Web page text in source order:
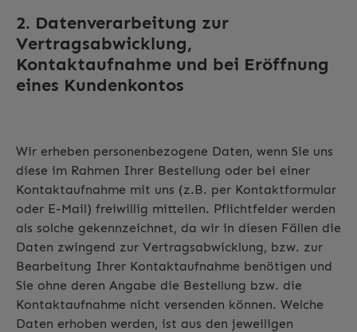
2. Datenverarbeitung zur
Vertragsabwicklung,
Kontaktaufnahme und bei Eröffnung
eines Kundenkontos
Wir erheben personenbezogene Daten, wenn Sie uns
diese im Rahmen Ihrer Bestellung oder bei einer
Kontaktaufnahme mit uns (z.B. per Kontaktformular
oder E-Mail) freiwillig mitteilen. Pflichtfelder werden
als solche gekennzeichnet, da wir in diesen Fällen die
Daten zwingend zur Vertragsabwicklung, bzw. zur
Bearbeitung Ihrer Kontaktaufnahme benötigen und
Sie ohne deren Angabe die Bestellung bzw. die
Kontaktaufnahme nicht versenden können. Welche
Daten erhoben werden, ist aus den jeweiligen